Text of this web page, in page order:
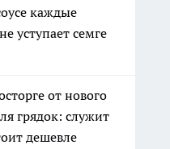
каждые
уступает семге
от нового
грядок: служит
дешевле